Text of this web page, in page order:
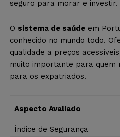
seguro para morar e investir.
O sistema de saúde em
conhecido no mundo todo.
qualidade a preços
muito importante para quem
para os expatriados.
Aspecto Avaliado
Índice de Segurança